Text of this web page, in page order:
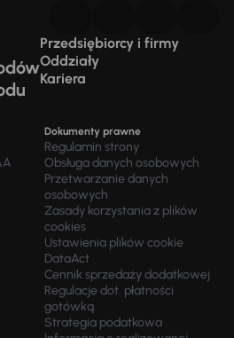
Przedsiębiorcy i firmy
Oddziały
Kariera
Dokumenty prawne
Regulamin strony
Obsługa danych osobowych
Przetwarzanie danych
osobowych
Zasady korzystania z plików
cookies
Ustawienia plików cookie
DataAct
Cennik sprzedaży dodatkowej
Regulacje dot. płatności
gotówką
Strategia podatkowa